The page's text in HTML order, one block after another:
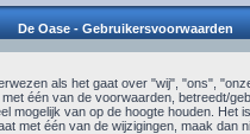
De Oase - Gebruikersvoorwaarden
als het gaat over "wij", "ons",
één van de voorwaarden, betreedt/
mogelijk van op de hoogte houden. Het
met één van de wijzigingen, maak dan